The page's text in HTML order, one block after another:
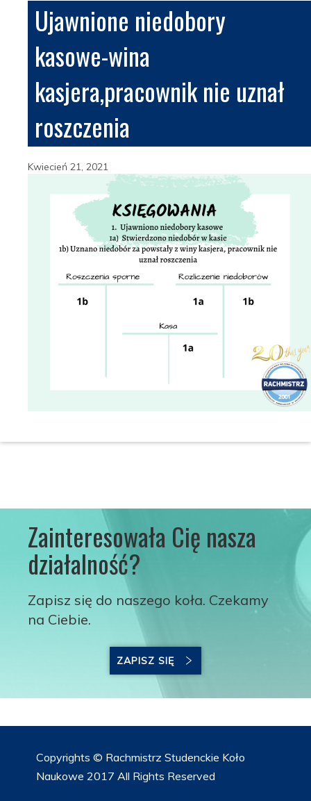
Ujawnione niedobory
kasowe-wina
kasjera,pracownik nie uznał
roszczenia
Kwiecień 21, 2021
Zainteresowała Cię nasza
działalność?
Zapisz się do naszego koła. Czekamy
na Ciebie.
ZAPISZ SIĘ
Copyrights © Rachmistrz Studenckie Koło
Naukowe 2017 All Rights Reserved